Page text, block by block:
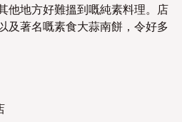
他地方好難搵到嘅純素料理。店
及著名嘅素食大蒜南餅，令好多